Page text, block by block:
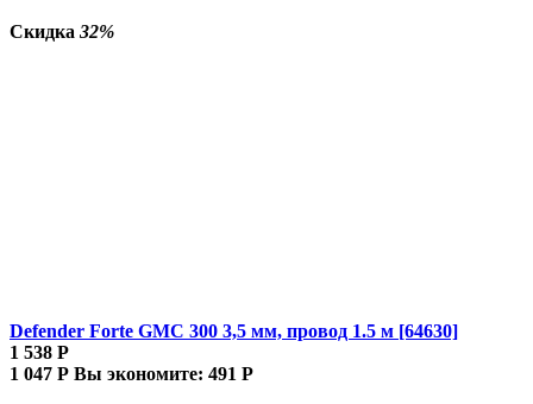
Скидка 32%
Defender Forte GMC 300 3,5 мм, провод 1.5 м [64630]
1 538 Р
1 047 Р Вы экономите: 491 Р